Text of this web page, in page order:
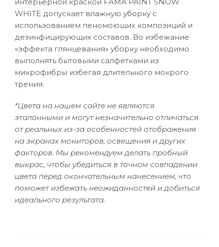
WHITE допускает влажную уборку с
использованием пеномоющих композиций и
дезинфицирующих составов. Во избежание
«эффекта глянцевания» уборку необходимо
выполнять бытовыми салфетками из
микрофибры избегая длительного мокрого
трения.
*Цвета на нашем сайте не являются
эталонными и могут незначительно отличаться
от реальных из-за особенностей отображения
на экранах мониторов, освещения и других
факторов. Мы рекомендуем делать пробный
выкрас, чтобы убедиться в точном совпадении
цвета перед окончательным нанесением, что
поможет избежать неожиданностей и добиться
идеального результата.